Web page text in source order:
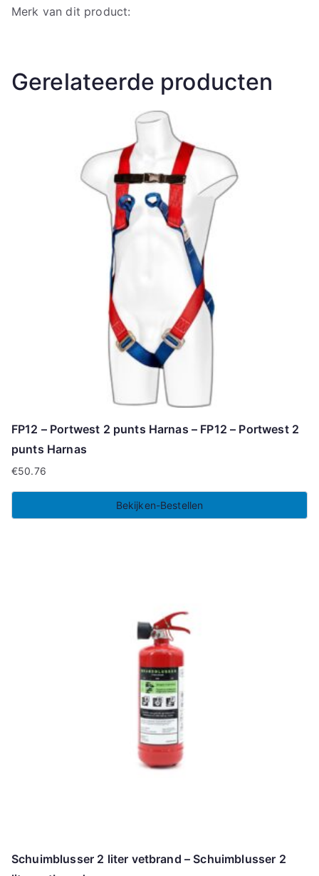
Merk van dit product:
Gerelateerde producten
FP12 – Portwest 2 punts Harnas – FP12 – Portwest 2
punts Harnas
€50.76
Bekijken-Bestellen
Schuimblusser 2 liter vetbrand – Schuimblusser 2